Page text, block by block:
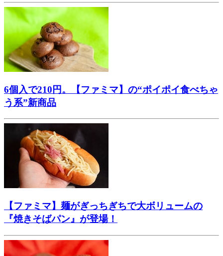
6個入で210円。【ファミマ】の“ポイポイ食べちゃ
う系”新商品
【ファミマ】麺がぎっちぎちで大ボリュームの
『焼きそばパン』が登場！